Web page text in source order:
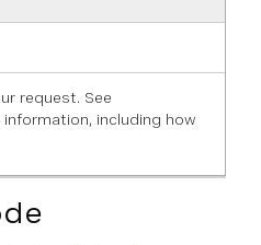
request. See
including how